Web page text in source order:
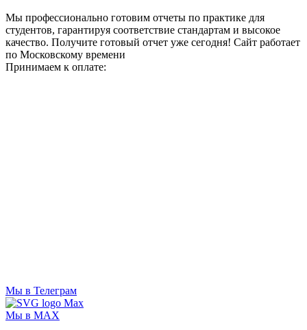
Мы профессионально готовим отчеты по практике для
студентов, гарантируя соответствие стандартам и высокое
качество. Получите готовый отчет уже сегодня! Сайт работает
по Московскому времени
Принимаем к оплате:
Мы в Телеграм
Мы в MAX